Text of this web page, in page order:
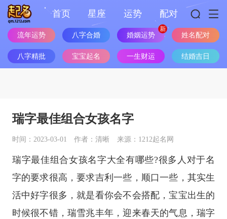
首页 星座 运势 配对
流年运势 八字合婚 婚姻运势 姓名配对
八字精批 宝宝起名 一生财运 结婚吉日
瑞字最佳组合女孩名字
时间：2023-03-01 作者：清晰 来源：1212起名网
瑞字最佳组合女孩名字大全有哪些?很多人对于名
字的要求很高，要求吉利一些，顺口一些，其实生
活中好字很多，就是看你会不会搭配，宝宝出生的
时候很不错，瑞雪兆丰年，迎来春天的气息，瑞字